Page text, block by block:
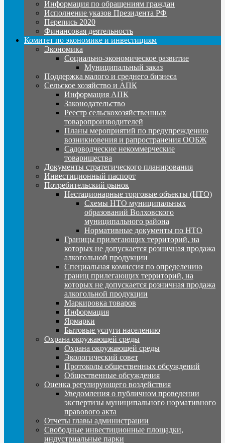
Информация по обращениям граждан
Исполнение указов Президента РФ
Перепись 2020
Финансовая деятельность
Комитет по экономике и инвестициям
Экономика
Социально-экономическое развитие
Муниципальный заказ
Поддержка малого и среднего бизнеса
Сельское хозяйство и АПК
Информация АПК
Законодательство
Реестр сельскохозяйственных
товаропроизводителей
Планы мероприятий по предупреждению
возникновения и рапространения ООБЖ
Садоводческие некоммерческие
товарищества
Документы стратегического планирования
Инвестиционный паспорт
Потребительский рынок
Нестационарные торговые объекты (НТО)
Схемы НТО муниципальных
образований Волховского
муниципального района
Нормативные документы по НТО
Границы прилегающих территорий, на
которых не допускается розничная продажа
алкогольной продукции
Специальная комиссия по определению
границ прилегающих территорий, на
которых не допускается розничная продажа
алкогольной продукции
Маркировка товаров
Информация
Ярмарки
Бытовые услуги населению
Охрана окружающей среды
Охрана окружающей среды
Экологический совет
Протоколы общественных обсуждений
Общественные обсуждения
Оценка регулирующего воздействия
Уведомления о публичном проведении
экспертизы муниципального нормативного
правового акта
Отчеты главы администрации
Свободные инвестиционные площадки,
индустриальные парки